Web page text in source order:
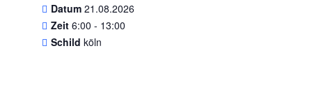
Datum 21.08.2026
Zeit 6:00 - 13:00
Schild köln